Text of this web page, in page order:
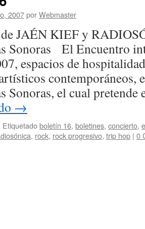
2007porWebmaster
JAÉN KIEF y
Sonoras El Encuentro
espacios de
contemporáneos,
Sonoras, el cual
→
Etiquetadoboletín 16, boletines, concierto,
, rock, rock progresivo, trip hop | 0